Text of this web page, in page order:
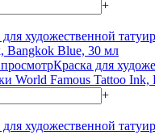
+
Краска для
World Famous Tattoo
+